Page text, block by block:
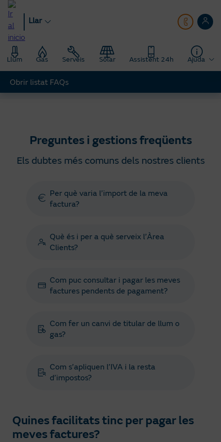
Anar
contingut
principal
Llar
Llum Gas Serveis Solar Assistent 24h Ajuda
Llar Ajuda Preguntes gestions freqüents
Preguntes i gestions freqüents
Els dubtes més comuns dels nostres clients
Per què varia l’import de la meva
factura?
Què és i per a què serveix l’Àrea
Clients?
Com puc consultar i pagar les meves
factures pendents de pagament?
Com fer un canvi de titular de llum o
gas?
Com s’apliquen l’IVA i la resta
d’impostos?
Obrir listat FAQs
Quines facilitats tinc per pagar les
meves factures?